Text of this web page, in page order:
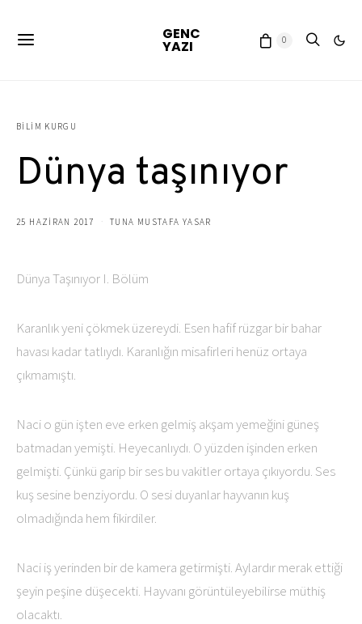
GENC
YAZI 0
BILIM KURGU
Dünya taşınıyor
25 HAZIRAN 2017 TUNA MUSTAFA YASAR
Dünya Taşınıyor I. Bölüm
Karanlık yeni çökmek üzereydi. Esen hafif rüzgar bir bahar
havası kadar tatlıydı. Karanlığın misafirleri henüz ortaya
çıkmamıştı.
Naci o gün işten eve erken gelmiş akşam yemeğini güneş
batmadan yemişti. Heyecanlıydı. O yüzden işinden erken
gelmişti. Çünkü garip bir ses bu vakitler ortaya çıkıyordu. Ses
kuş sesine benziyordu. O sesi duyanlar hayvanın kuş
olmadığında hem fikirdiler.
Naci iş yerinden bir de kamera getirmişti. Aylardır merak ettiği
şeyin peşine düşecekti. Hayvanı görüntüleyebilirse müthiş
olacaktı.